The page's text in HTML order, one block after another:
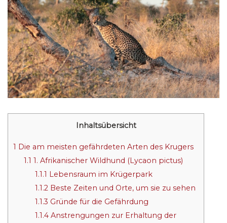
Inhaltsübersicht
1 Die am meisten gefährdeten Arten des Krugers
1.1 1. Afrikanischer Wildhund (Lycaon pictus)
1.1.1 Lebensraum im Krügerpark
1.1.2 Beste Zeiten und Orte, um sie zu sehen
1.1.3 Gründe für die Gefährdung
1.1.4Anstrengungen zur Erhaltung der